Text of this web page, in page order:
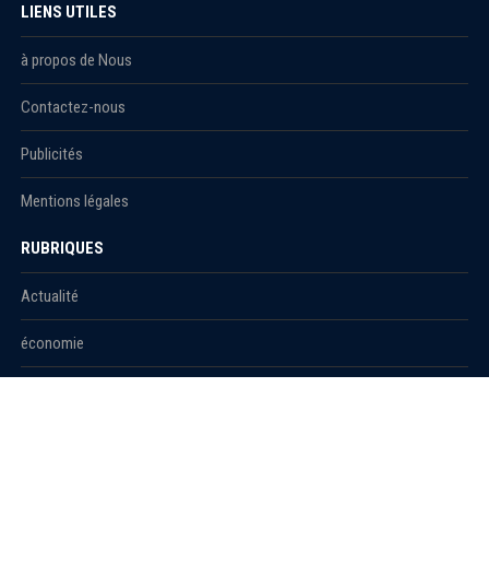
LIENS UTILES
à propos de Nous
Contactez-nous
Publicités
Mentions légales
RUBRIQUES
Actualité
économie